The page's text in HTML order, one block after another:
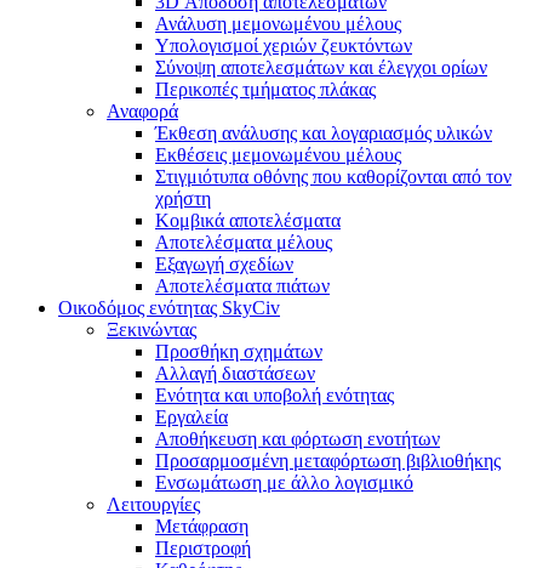
Ανάλυση μεμονωμένου μέλους
Υπολογισμοί χεριών ζευκτόντων
Σύνοψη αποτελεσμάτων και έλεγχοι ορίων
Περικοπές τμήματος πλάκας
Αναφορά
Έκθεση ανάλυσης και λογαριασμός υλικών
Εκθέσεις μεμονωμένου μέλους
Στιγμιότυπα οθόνης που καθορίζονται από τον
χρήστη
Κομβικά αποτελέσματα
Αποτελέσματα μέλους
Εξαγωγή σχεδίων
Αποτελέσματα πιάτων
Οικοδόμος ενότητας SkyCiv
Ξεκινώντας
Προσθήκη σχημάτων
Αλλαγή διαστάσεων
Ενότητα και υποβολή ενότητας
Εργαλεία
Αποθήκευση και φόρτωση ενοτήτων
Προσαρμοσμένη μεταφόρτωση βιβλιοθήκης
Ενσωμάτωση με άλλο λογισμικό
Λειτουργίες
Μετάφραση
Περιστροφή